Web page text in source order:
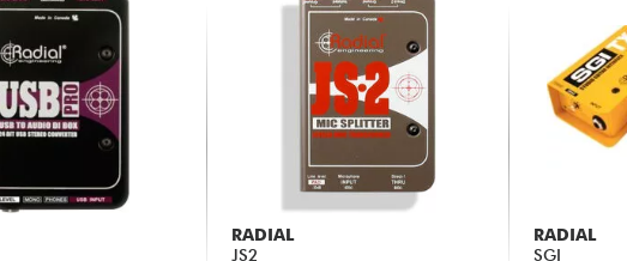
RADIAL
JS2
RADIAL
SGI